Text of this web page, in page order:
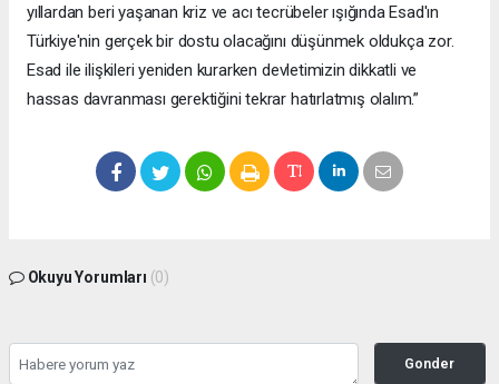
yıllardan beri yaşanan kriz ve acı tecrübeler ışığında Esad'ın
Türkiye'nin gerçek bir dostu olacağını düşünmek oldukça zor.
Esad ile ilişkileri yeniden kurarken devletimizin dikkatli ve
hassas davranması gerektiğini tekrar hatırlatmış olalım.”
Okuyu Yorumları (0)
Gonder